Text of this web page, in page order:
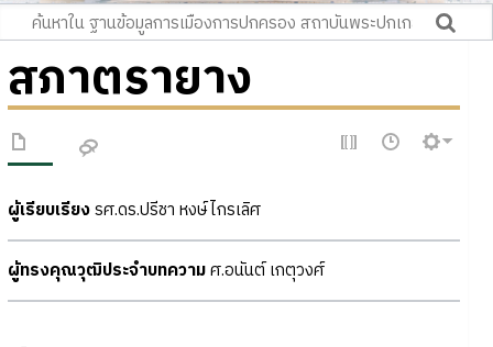
สภาตรายาง
ผู้เรียบเรียงรศ.ดร.ปรีชา หงษ์ไกรเลิศ
ผู้ทรงคุณวุฒิประจำบทความศ.อนันต์ เกตุวงศ์